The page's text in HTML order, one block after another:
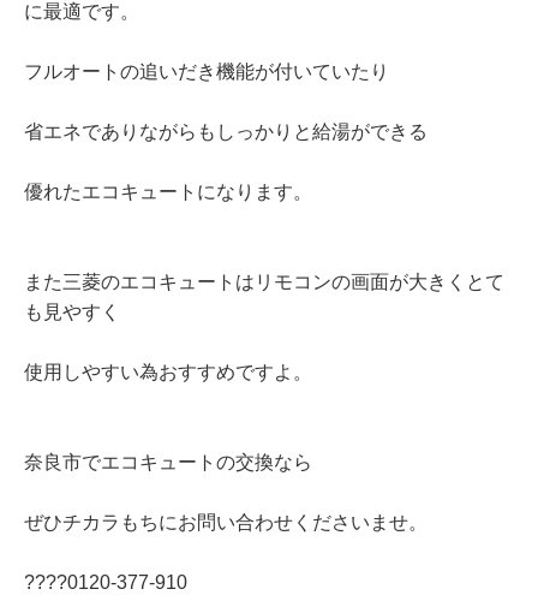
に最適です。
フルオートの追いだき機能が付いていたり
省エネでありながらもしっかりと給湯ができる
優れたエコキュートになります。
また三菱のエコキュートはリモコンの画面が大きくとて
も見やすく
使用しやすい為おすすめですよ。
奈良市でエコキュートの交換なら
ぜひチカラもちにお問い合わせくださいませ。
????0120‐377‐910